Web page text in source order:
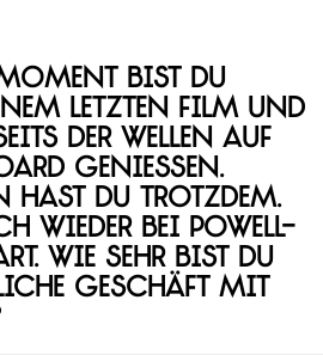
bist du
letzten Film und
der Wellen auf
genießen.
hast du trotzdem.
wieder bei Powell-
Wie sehr bist du
Geschäft mit